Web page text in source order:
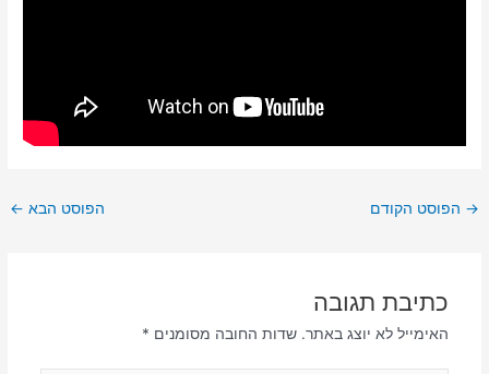
→ הפוסט הקודם הפוסט הבא ←
כתיבת תגובה
האימייל לא יוצג באתר. שדות החובה מסומנים *